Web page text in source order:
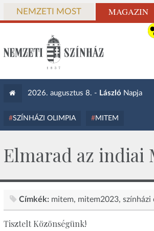
NEMZETI MOST MAGAZIN
2026. augusztus 8. - László Napja
SZÍNHÁZI OLIMPIA MITEM
Elmarad az indiai
Címkék: mitem mitem2023 színházi
Tisztelt Közönségünk!